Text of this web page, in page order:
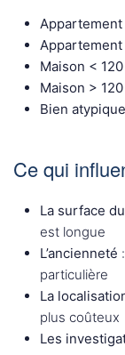
Appartement
Appartement
Maison < 120
Maison > 120
Bien
Ce qui
La surface
est longue
L’ancienneté
particulière
La
plus coûteux
Les